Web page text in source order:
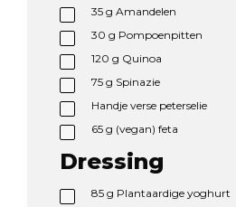
35 g Amandelen
30 g Pompoenpitten
120 g Quinoa
75 g Spinazie
Handje verse peterselie
65 g (vegan) feta
Dressing
85 g Plantaardige yoghurt